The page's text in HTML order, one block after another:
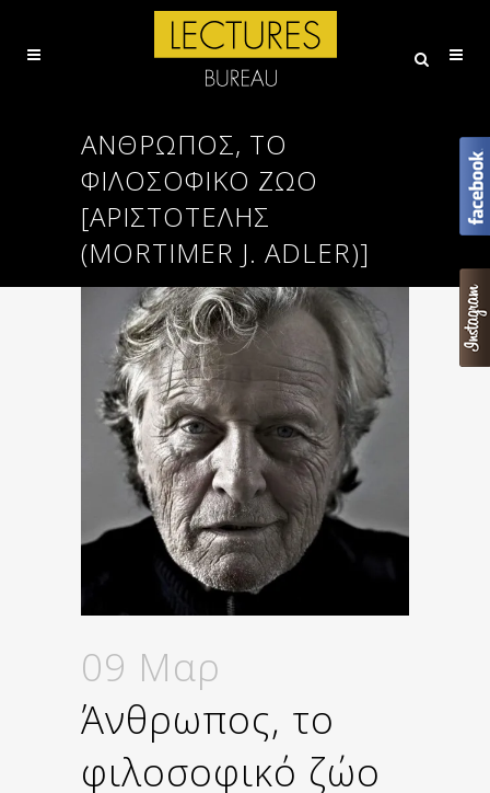
ΆΝΘΡΩΠΟΣ, ΤΟ
ΦΙΛΟΣΟΦΙΚΌ ΖΏΟ
[ΑΡΙΣΤΟΤΕΛΗΣ
(MORTIMER J. ADLER)]
09 Μαρ
Άνθρωπος, το
φιλοσοφικό ζώο